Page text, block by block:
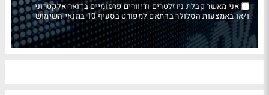
אני מאשר קבלת ניוזלטרים ודיוורים פרסומיים בדואר אלקטרוני
ו/או באמצעות הסלולר בהתאם למפורט בסעיף 10 בתנאי השימוש